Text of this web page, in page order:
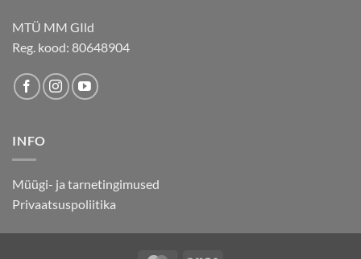
MTÜ MM GIld
Reg. kood: 80648904
INFO
Müügi- ja tarnetingimused
Privaatsuspoliitika